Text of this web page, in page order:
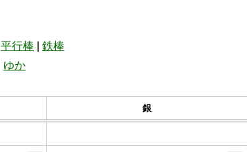
平行棒
鉄棒
ゆか
銀